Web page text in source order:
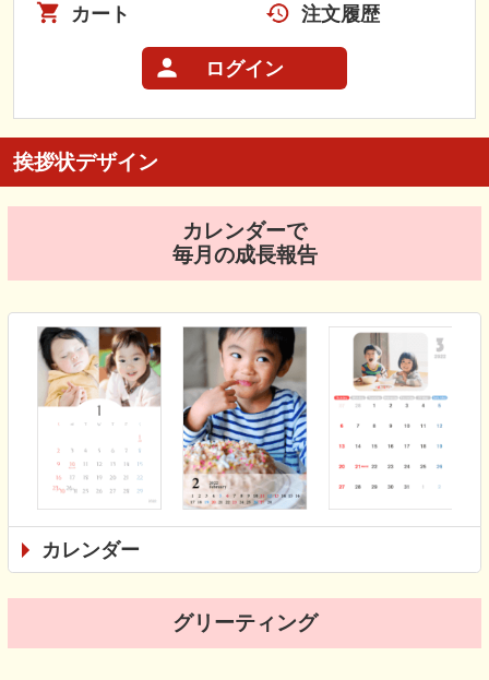
カート 注文履歴
ログイン
挨拶状デザイン
カレンダーで
毎月の成長報告
カレンダー
グリーティング